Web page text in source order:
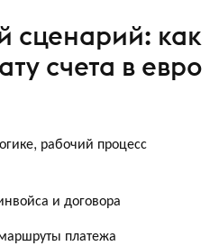
сценарий: как
счета в евро
рабочий процесс
и договора
платежа